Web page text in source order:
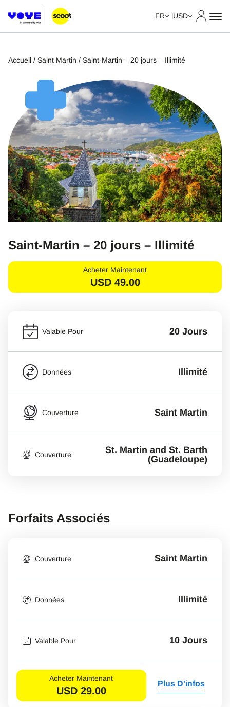
FR USD
Accueil / Saint Martin / Saint-Martin – 20 jours – Illimité
Saint-Martin – 20 jours – Illimité
Acheter Maintenant
USD 49.00
Valable Pour 20 Jours
Données Illimité
Couverture Saint Martin
Couverture
St. Martin and St. Barth
(Guadeloupe)
Forfaits Associés
Couverture Saint Martin
Données Illimité
Valable Pour 10 Jours
Acheter Maintenant
USD 29.00
Plus D'infos